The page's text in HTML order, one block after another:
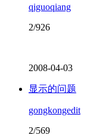
qiguoqiang
2/926
2008-04-03
显示的问题
gongkongedit
2/569